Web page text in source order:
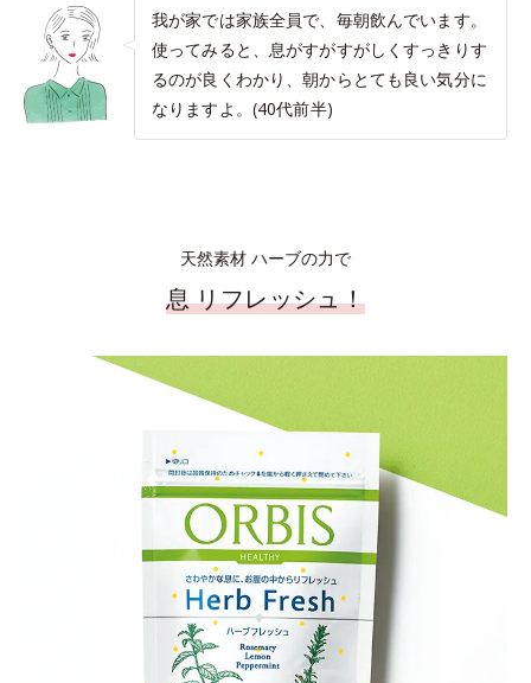
我が家では家族全員で、毎朝飲んでいます。
使ってみると、息がすがすがしくすっきりす
るのが良くわかり、朝からとても良い気分に
なりますよ。(40代前半)
天然素材 ハーブの力で
息 リフレッシュ！